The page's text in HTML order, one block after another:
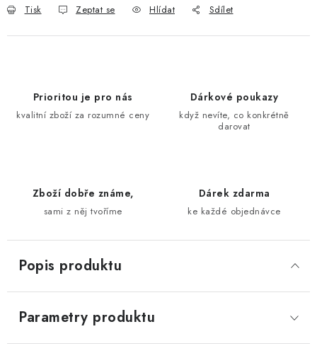
Tisk Zeptat se Hlídat Sdílet
Prioritou je pro nás
kvalitní zboží za rozumné ceny
Dárkové poukazy
když nevíte, co konkrétně
darovat
Zboží dobře známe,
sami z něj tvoříme
Dárek zdarma
ke každé objednávce
Popis produktu
Parametry produktu